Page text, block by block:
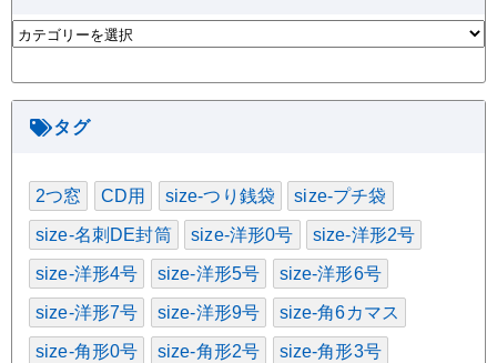
カ
テ
タグ
2つ窓 CD用 size-つり銭袋 size-プチ袋
size-名刺DE封筒 size-洋形0号 size-洋形2号
size-洋形4号 size-洋形5号 size-洋形6号
size-洋形7号 size-洋形9号 size-角6カマス
size-角形0号 size-角形2号 size-角形3号